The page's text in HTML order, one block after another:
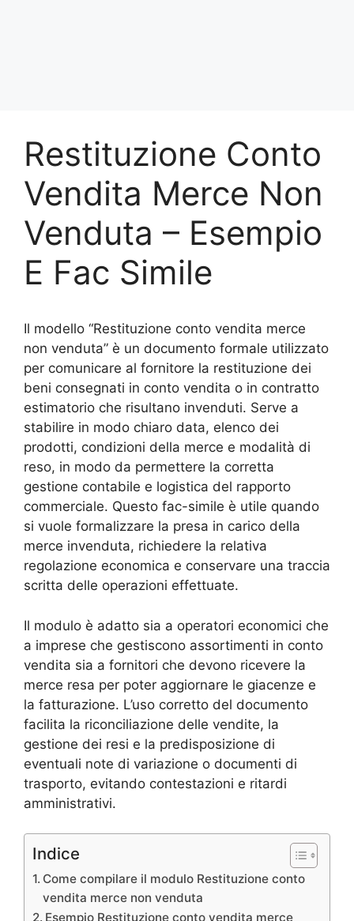
Restituzione Conto
Vendita Merce Non
Venduta​ – Esempio
E Fac Simile
Il modello “Restituzione conto vendita merce
non venduta” è un documento formale utilizzato
per comunicare al fornitore la restituzione dei
beni consegnati in conto vendita o in contratto
estimatorio che risultano invenduti. Serve a
stabilire in modo chiaro data, elenco dei
prodotti, condizioni della merce e modalità di
reso, in modo da permettere la corretta
gestione contabile e logistica del rapporto
commerciale. Questo fac-simile è utile quando
si vuole formalizzare la presa in carico della
merce invenduta, richiedere la relativa
regolazione economica e conservare una traccia
scritta delle operazioni effettuate.
Il modulo è adatto sia a operatori economici che
a imprese che gestiscono assortimenti in conto
vendita sia a fornitori che devono ricevere la
merce resa per poter aggiornare le giacenze e
la fatturazione. L’uso corretto del documento
facilita la riconciliazione delle vendite, la
gestione dei resi e la predisposizione di
eventuali note di variazione o documenti di
trasporto, evitando contestazioni e ritardi
amministrativi.
Indice
Come compilare il modulo Restituzione conto
vendita merce non venduta​
Esempio Restituzione conto vendita merce